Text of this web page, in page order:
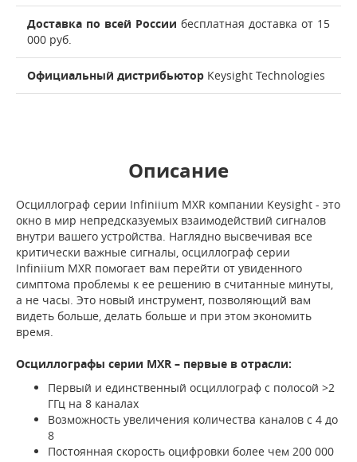
Доставка по всей России бесплатная доставка от 15
000 руб.
Официальный дистрибьютор Keysight Technologies
Описание
Осциллограф серии Infiniium MXR компании Keysight - это
окно в мир непредсказуемых взаимодействий сигналов
внутри вашего устройства. Наглядно высвечивая все
критически важные сигналы, осциллограф серии
Infiniium MXR помогает вам перейти от увиденного
симптома проблемы к ее решению в считанные минуты,
а не часы. Это новый инструмент, позволяющий вам
видеть больше, делать больше и при этом экономить
время.
Осциллографы серии MXR – первые в отрасли:
Первый и единственный осциллограф с полосой >2
ГГц на 8 каналах
Возможность увеличения количества каналов с 4 до
8
Постоянная скорость оцифровки более чем 200 000